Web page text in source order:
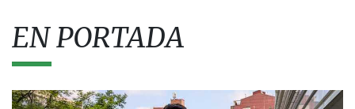
EN PORTADA